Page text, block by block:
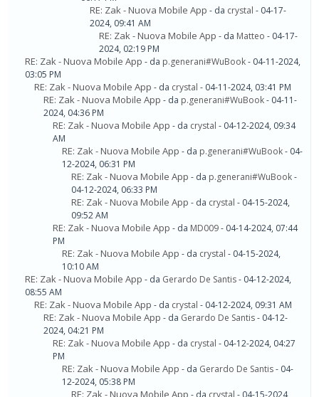
RE: Zak - Nuova Mobile App - da crystal - 04-17-
2024, 09:41 AM
RE: Zak - Nuova Mobile App - da Matteo - 04-17-
2024, 02:19 PM
RE: Zak - Nuova Mobile App - da p.generani#WuBook- 04-11-2024,
03:05 PM
RE: Zak - Nuova Mobile App - da crystal - 04-11-2024, 03:41 PM
RE: Zak - Nuova Mobile App - da p.generani#WuBook- 04-11-
2024, 04:36 PM
RE: Zak - Nuova Mobile App - da crystal - 04-12-2024, 09:34
AM
RE: Zak - Nuova Mobile App - da p.generani#WuBook- 04-
12-2024, 06:31 PM
RE: Zak - Nuova Mobile App - da p.generani#WuBook-
04-12-2024, 06:33 PM
RE: Zak - Nuova Mobile App - da crystal - 04-15-2024,
09:52 AM
RE: Zak - Nuova Mobile App - da MD009- 04-14-2024, 07:44
PM
RE: Zak - Nuova Mobile App - da crystal - 04-15-2024,
10:10 AM
RE: Zak - Nuova Mobile App - da Gerardo De Santis- 04-12-2024,
08:55 AM
RE: Zak - Nuova Mobile App - da crystal - 04-12-2024, 09:31 AM
RE: Zak - Nuova Mobile App - da Gerardo De Santis- 04-12-
2024, 04:21 PM
RE: Zak - Nuova Mobile App - da crystal - 04-12-2024, 04:27
PM
RE: Zak - Nuova Mobile App - da Gerardo De Santis- 04-
12-2024, 05:38 PM